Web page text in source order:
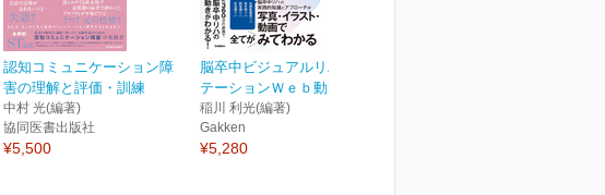
認知コミュニケーション障
害の理解と評価・訓練
中村 光(編著)
協同医書出版社
¥5,500
脳卒中ビジュアルリハビリ
テーションＷｅｂ動画付き
稲川 利光(編著)
Gakken
¥5,280